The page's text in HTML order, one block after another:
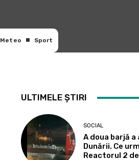
Meteo Sport
ULTIMELE ȘTIRI
SOCIAL
A doua barjă
Dunării. Ce
Reactorul 2